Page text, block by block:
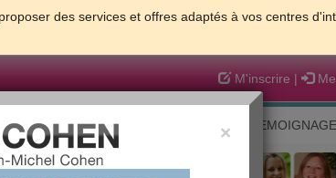
des services et offres adaptés à vos centres
M'inscrire |
GROSSESSE & BEBE ×